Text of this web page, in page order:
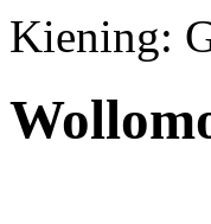
Kiening: